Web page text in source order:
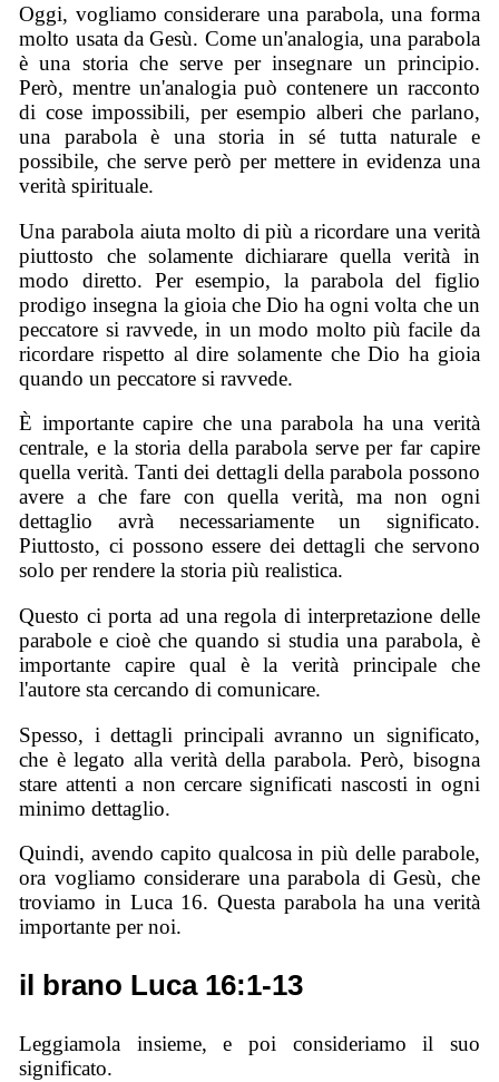
Oggi, vogliamo considerare una parabola, una forma
molto usata da Gesù. Come un'analogia, una parabola
è una storia che serve per insegnare un principio.
Però, mentre un'analogia può contenere un racconto
di cose impossibili, per esempio alberi che parlano,
una parabola è una storia in sé tutta naturale e
possibile, che serve però per mettere in evidenza una
verità spirituale.
Una parabola aiuta molto di più a ricordare una verità
piuttosto che solamente dichiarare quella verità in
modo diretto. Per esempio, la parabola del figlio
prodigo insegna la gioia che Dio ha ogni volta che un
peccatore si ravvede, in un modo molto più facile da
ricordare rispetto al dire solamente che Dio ha gioia
quando un peccatore si ravvede.
È importante capire che una parabola ha una verità
centrale, e la storia della parabola serve per far capire
quella verità. Tanti dei dettagli della parabola possono
avere a che fare con quella verità, ma non ogni
dettaglio avrà necessariamente un significato.
Piuttosto, ci possono essere dei dettagli che servono
solo per rendere la storia più realistica.
Questo ci porta ad una regola di interpretazione delle
parabole e cioè che quando si studia una parabola, è
importante capire qual è la verità principale che
l'autore sta cercando di comunicare.
Spesso, i dettagli principali avranno un significato,
che è legato alla verità della parabola. Però, bisogna
stare attenti a non cercare significati nascosti in ogni
minimo dettaglio.
Quindi, avendo capito qualcosa in più delle parabole,
ora vogliamo considerare una parabola di Gesù, che
troviamo in Luca 16. Questa parabola ha una verità
importante per noi.
il brano Luca 16:1-13
Leggiamola insieme, e poi consideriamo il suo
significato.